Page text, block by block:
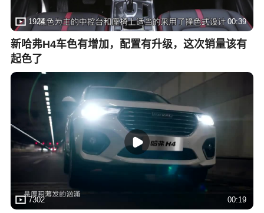
1924 00:39
新哈弗H4车色有增加，配置有升级，这次销量该有
起色了
7302 00:19